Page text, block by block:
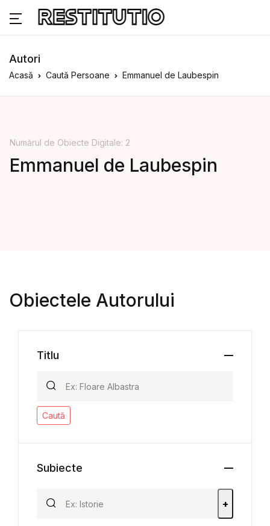
Autori
Acasă Caută Persoane Emmanuel de Laubespin
Numărul de Obiecte Digitale: 2
Emmanuel de Laubespin
Obiectele Autorului
Titlu
Caută
Subiecte
+